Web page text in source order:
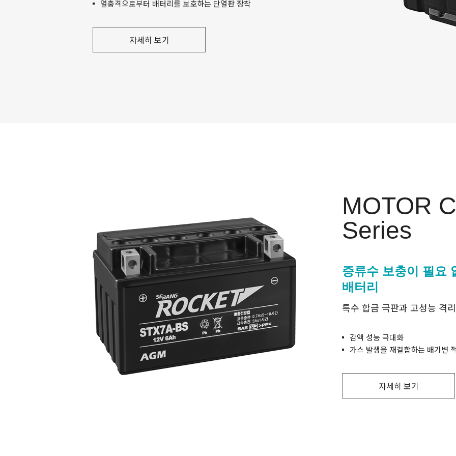
열충격으로부터 배터리를 보호하는 단열판 장착
자세히 보기
MOTOR
Series
증류수 보충이 필요
배터리
특수 합금 극판과 고성능 격
감액 성능 극대화
가스 발생을 재결합하는 배기변
자세히 보기